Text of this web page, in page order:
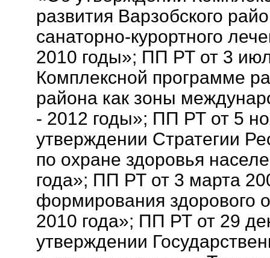
развития Варзобского
санаторно-курортного
2010 годы»; ПП РТ от 3
Комплексной программе
района как зоны
- 2012 годы»; ПП РТ от 5
утверждении Стратегии
по охране здоровья
года»; ПП РТ от 3 марта
формирования здорового
2010 года»; ПП РТ от 29
утверждении